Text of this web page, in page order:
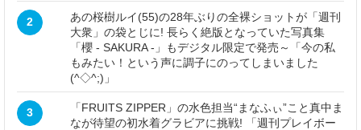
2
あの桜樹ルイ(55)の28年ぶりの全裸ショットが「週刊
大衆」の袋とじに! 長らく絶版となっていた写真集
「櫻 - SAKURA -」もデジタル限定で発売～「今の私
もみたい！という声に調子にのってしまいました
(^◇^;)」
3
「FRUITS ZIPPER」の水色担当“まなふぃ”こと真中ま
なが待望の初水着グラビアに挑戦! 「週刊プレイボー